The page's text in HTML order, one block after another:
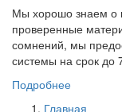
Мы хорошо знаем о
проверенные
сомнений, мы
системы на срок до
Подробнее
Главная